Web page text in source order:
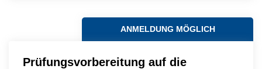
ANMELDUNG MÖGLICH
Prüfungsvorbereitung auf die